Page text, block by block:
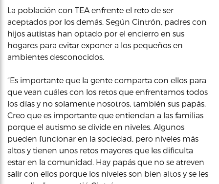
La población con TEA enfrente el reto de ser
aceptados por los demás. Según Cintrón, padres con
hijos autistas han optado por el encierro en sus
hogares para evitar exponer a los pequeños en
ambientes desconocidos.
“Es importante que la gente comparta con ellos para
que vean cuáles con los retos que enfrentamos todos
los días y no solamente nosotros, también sus papás.
Creo que es importante que entiendan a las familias
porque el autismo se divide en niveles. Algunos
pueden funcionar en la sociedad, pero niveles más
altos y tienen unos retos mayores que les dificulta
estar en la comunidad. Hay papás que no se atreven
salir con ellos porque los niveles son bien altos y se les